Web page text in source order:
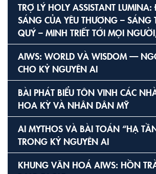
TRỢ LÝ HOLY ASSISTANT
SÁNG CỦA YÊU THƯƠNG – SÁNG
QUÝ – MINH TRIẾT TỚI MỌI
AIWS: WORLD VÀ WISDOM —
CHO KỶ NGUYÊN AI
BÀI PHÁT BIỂU TÔN VINH CÁC
HOA KỲ VÀ NHÂN DÂN MỸ
AI MYTHOS VÀ BÀI TOÁN “HẠ
TRONG KỶ NGUYÊN AI
KHUNG VĂN HOÁ AIWS: HỒN